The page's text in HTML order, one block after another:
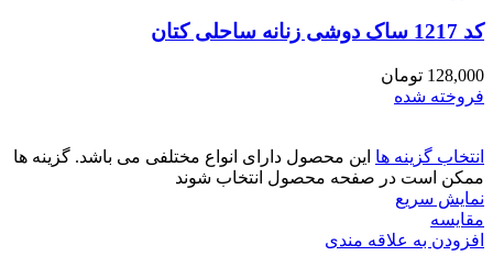
کد 1217 ساک دوشی زنانه ساحلی کتان
128,000 تومان
فروخته شده
انتخاب گزینه ها این محصول دارای انواع مختلفی می باشد. گزینه ها
ممکن است در صفحه محصول انتخاب شوند
نمایش سریع
مقايسه
افزودن به علاقه مندی